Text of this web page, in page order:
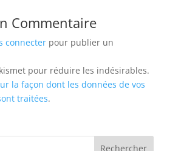
Commentaire
connecterpour publier un
pour réduire les indésirables.
la façon dont les données de vos
traitées.